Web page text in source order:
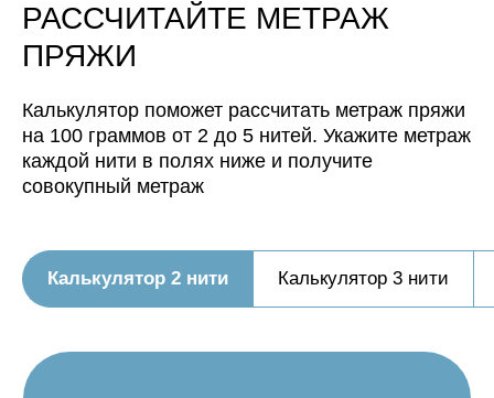
РАССЧИТАЙТЕ МЕТРАЖ
ПРЯЖИ
Калькулятор поможет рассчитать метраж пряжи
на 100 граммов от 2 до 5 нитей. Укажите метраж
каждой нити в полях ниже и получите
совокупный метраж
Калькулятор 2 нити Калькулятор 3 нити
Нить 1
Нить 3
будет иметь метраж:
0м/100 г
Нить 1
Нить 3
Нить, собранная из 4 нитей
Нить 1
Нить 3
Нить 5
Нить, собранная из 5 нитей